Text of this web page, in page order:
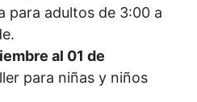
para adultos de 3:00 a
al 01 de
para niñas y niños